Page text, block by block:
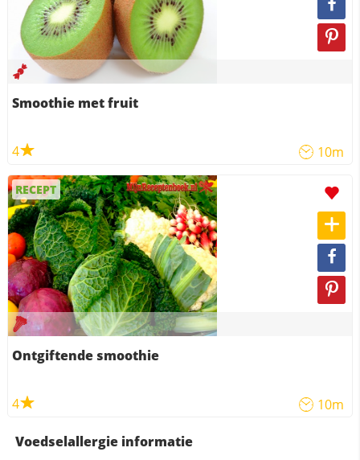
Smoothie met fruit
4 10m
RECEPT
Ontgiftende smoothie
4 10m
Voedselallergie informatie